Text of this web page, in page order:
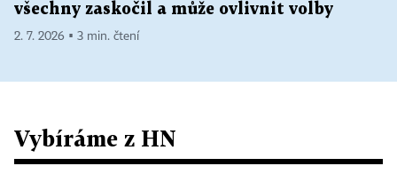
všechny zaskočil a může ovlivnit volby
2. 7. 2026 ▪ 3 min. čtení
Vybíráme z HN